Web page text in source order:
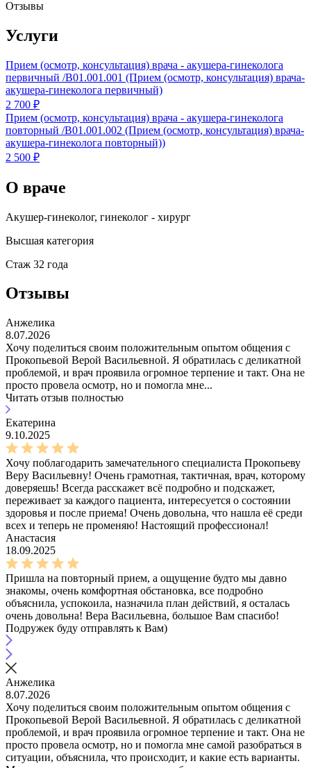
Отзывы
Услуги
Прием (осмотр, консультация) врача - акушера-гинеколога
первичный /В01.001.001 (Прием (осмотр, консультация) врача-
акушера-гинеколога первичный)
2 700 ₽
Прием (осмотр, консультация) врача - акушера-гинеколога
повторный /В01.001.002 (Прием (осмотр, консультация) врача-
акушера-гинеколога повторный))
2 500 ₽
О враче
Акушер-гинеколог, гинеколог - хирург
Высшая категория
Стаж 32 года
Отзывы
Анжелика
8.07.2026
Хочу поделиться своим положительным опытом общения с
Прокопьевой Верой Васильевной. Я обратилась с деликатной
проблемой, и врач проявила огромное терпение и такт. Она не
просто провела осмотр, но и помогла мне...
Читать отзыв полностью
Екатерина
9.10.2025
Хочу поблагодарить замечательного специалиста Прокопьеву
Веру Васильевну! Очень грамотная, тактичная, врач, которому
доверяешь! Всегда расскажет всё подробно и подскажет,
переживает за каждого пациента, интересуется о состоянии
здоровья и после приема! Очень довольна, что нашла её среди
всех и теперь не променяю! Настоящий профессионал!
Анастасия
18.09.2025
Пришла на повторный прием, а ощущение будто мы давно
знакомы, очень комфортная обстановка, все подробно
объяснила, успокоила, назначила план действий, я осталась
очень довольна! Вера Васильевна, большое Вам спасибо!
Подружек буду отправлять к Вам)
Анжелика
8.07.2026
Хочу поделиться своим положительным опытом общения с
Прокопьевой Верой Васильевной. Я обратилась с деликатной
проблемой, и врач проявила огромное терпение и такт. Она не
просто провела осмотр, но и помогла мне самой разобраться в
ситуации, объяснила, что происходит, и какие есть варианты.